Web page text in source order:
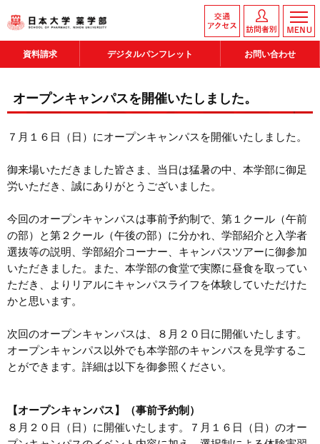
資料請求 デジタルパンフレット お問い合わせ
オープンキャンパスを開催いたしました。
７月１６日（日）にオープンキャンパスを開催いたしました。
御来場いただきました皆さま、当日は猛暑の中、本学部に御足
労いただき、誠にありがとうございました。
今回のオープンキャンパスは事前予約制で、第１クール（午前
の部）と第２クール（午後の部）に分かれ、学部紹介と入学者
選抜等の説明、学部紹介コーナー、キャンパスツアーに御参加
いただきました。また、本学部の食堂で実際に昼食を取ってい
ただき、よりリアルにキャンパスライフを体験していただけた
かと思います。
次回のオープンキャンパスは、８月２０日に開催いたします。
オープンキャンパス以外でも本学部のキャンパスを見学するこ
とができます。詳細は以下を御参照ください。
【オープンキャンパス】（事前予約制）
８月２０日（日）に開催いたします。７月１６日（日）のオー